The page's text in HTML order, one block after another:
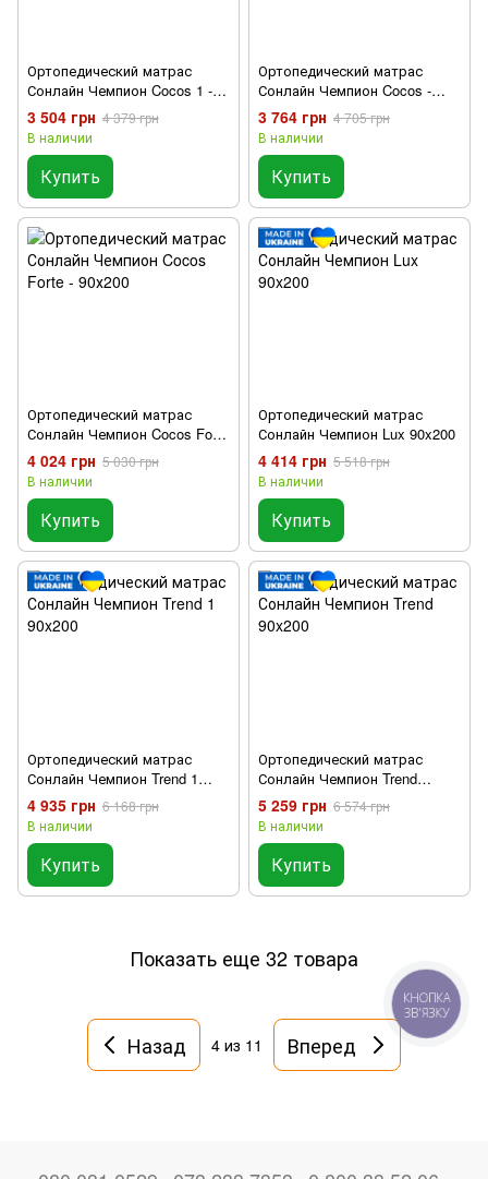
Ортопедический матрас
Сонлайн Чемпион Cocos 1 -
90х200
3 504 грн 4 379 грн
В наличии
Купить
Ортопедический матрас
Сонлайн Чемпион Cocos -
90х200
3 764 грн 4 705 грн
В наличии
Купить
Ортопедический матрас
Сонлайн Чемпион Cocos Forte
- 90х200
4 024 грн 5 030 грн
В наличии
Купить
Ортопедический матрас
Сонлайн Чемпион Lux 90x200
4 414 грн 5 518 грн
В наличии
Купить
Ортопедический матрас
Сонлайн Чемпион Trend 1
90x200
4 935 грн 6 168 грн
В наличии
Купить
Ортопедический матрас
Сонлайн Чемпион Trend
90x200
5 259 грн 6 574 грн
В наличии
Купить
Показать еще 32 товара
Назад 4 из 11 Вперед
КНОПКА
ЗВ'ЯЗКУ